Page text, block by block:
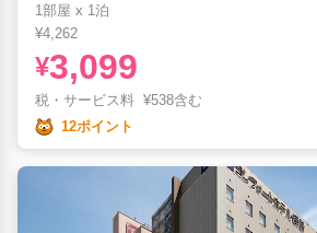
1部屋 x 1泊
¥4,262
¥3,099
税・サービス料 ¥538含む
12ポイント